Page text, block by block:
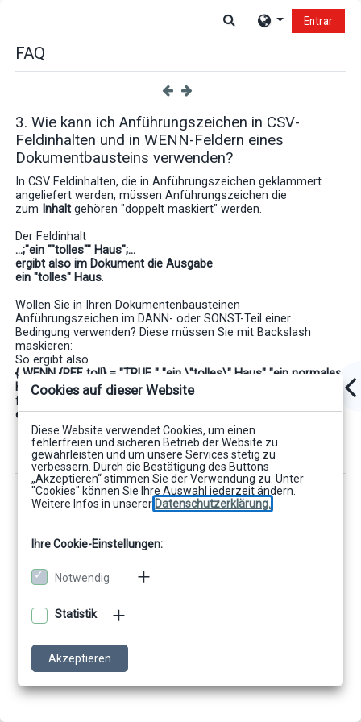
Selector deEntrar
FAQ
3. Wie kann ich Anführungszeichen in CSV-
Feldinhalten und in WENN-Feldern eines
Dokumentbausteins verwenden?
In CSV Feldinhalten, die in Anführungszeichen geklammert
angeliefert werden, müssen Anführungszeichen die
zum Inhalt gehören "doppelt maskiert" werden.
Der Feldinhalt
...;"ein ""tolles"" Haus";...
ergibt also im Dokument die Ausgabe
ein "tolles" Haus.
Wollen Sie in Ihren Dokumentenbausteinen
Anführungszeichen im DANN- oder SONST-Teil einer
Bedingung verwenden? Diese müssen Sie mit Backslash
maskieren:
So ergibt also
{ WENN {REF toll} = "TRUE " "ein \"tolles\" Haus" "ein normales
Haus"}
für A=TRUE im Dokument
ein "tolles" Haus.
Cookies auf dieser Website
Diese Website verwendet Cookies, um einen
fehlerfreien und sicheren Betrieb der Website zu
gewährleisten und um unsere Services stetig zu
verbessern. Durch die Bestätigung des Buttons
„Akzeptieren“ stimmen Sie der Verwendung zu. Unter
"Cookies" können Sie Ihre Auswahl jederzeit ändern.
Weitere Infos in unserer Datenschutzerklärung.
Ihre Cookie-Einstellungen:
Notwendig
Statistik
Akzeptieren